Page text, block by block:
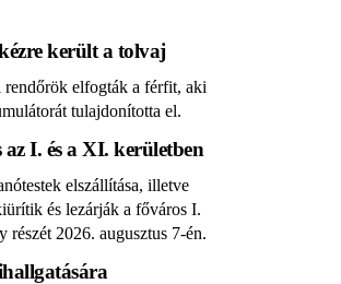
került a tolvaj
rendőrök elfogták a férfit, aki
tulajdonította el.
az I. és a XI. kerületben
elszállítása, illetve
és lezárják a főváros I.
részét 2026. augusztus 7-én.